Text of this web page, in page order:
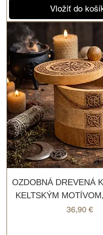
Vložiť do
OZDOBNÁ DREVENÁ
KELTSKÝM
Cena
36,90 €